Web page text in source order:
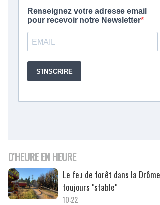
D'HEURE EN HEURE
Le feu de forêt dans la Drôme
toujours "stable"
10:22